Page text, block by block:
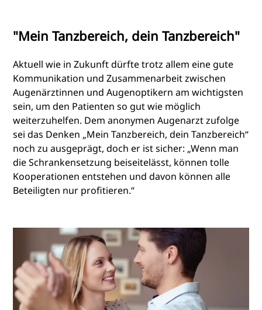
"Mein Tanzbereich, dein Tanzbereich"
Aktuell wie in Zukunft dürfte trotz allem eine gute
Kommunikation und Zusammenarbeit zwischen
Augenärztinnen und Augenoptikern am wichtigsten
sein, um den Patienten so gut wie möglich
weiterzuhelfen. Dem anonymen Augenarzt zufolge
sei das Denken „Mein Tanzbereich, dein Tanzbereich“
noch zu ausgeprägt, doch er ist sicher: „Wenn man
die Schrankensetzung beiseitelässt, können tolle
Kooperationen entstehen und davon können alle
Beteiligten nur profitieren.“